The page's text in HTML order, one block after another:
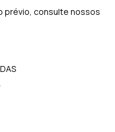
prévio, consulte nossos